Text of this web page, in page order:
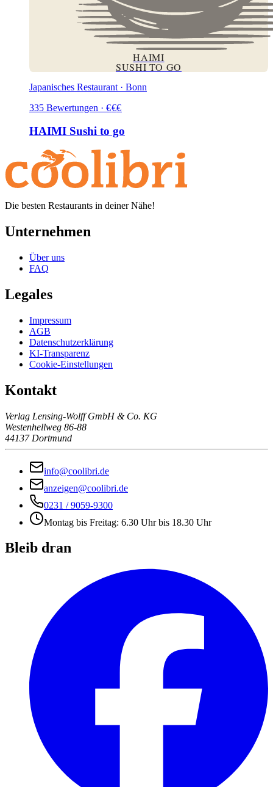
HAIMI
SUSHI TO GO
Japanisches Restaurant · Bonn
335 Bewertungen · €€€
HAIMI Sushi to go
Die besten Restaurants in deiner Nähe!
Unternehmen
Über uns
FAQ
Legales
Impressum
AGB
Datenschutzerklärung
KI-Transparenz
Cookie-Einstellungen
Kontakt
Verlag Lensing-Wolff GmbH & Co. KG
Westenhellweg 86-88
44137 Dortmund
info@coolibri.de
anzeigen@coolibri.de
0231 / 9059-9300
Montag bis Freitag: 6.30 Uhr bis 18.30 Uhr
Bleib dran